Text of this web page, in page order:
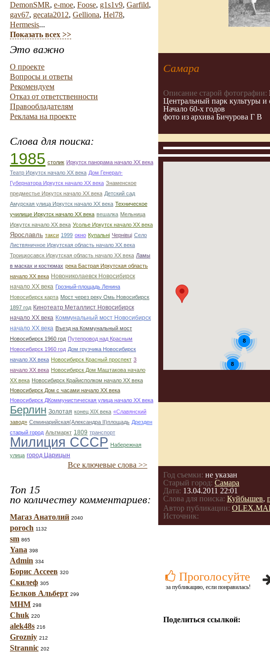
DemonSMR, e-moe, Foose, g1s1v9, Garfild,
gav67, gecata2012, Gelliona, Hel78,
Hermesis...
Показать всех >>
Это важно
О проекте
Вопросы и ответы
Рекомендуем
Отказ от ответственности
Правообладателям
Реклама на проекте
Слова для поиска:
1985 столик Иркутск панорама начало ХХ века
Театр Иркутск начало ХХ века Дом Генерал-
Губернатора Иркутск начало ХХ века Знаменское
предместье Иркутск начало ХХ века Детский сад
Амурская улица Иркутск начало ХХ века Техническое
училище Иркутск начало ХХ века вешалка Мельница
Иркутск начало ХХ века Усолье Иркутск начало ХХ века
Ярославль такси 1999 окно Купальні Чернівці Село
Листвяничное Иркутская область начало ХХ века
Троицкосавск Иркутская область начало ХХ века Ламы
в масках и костюмах река Бастрая Иркутская область
начало ХХ века Новониколаевск Новосибирск
начало ХХ века Грозный-площадь Ленина
Новосибирск карта Мост через реку Омь Новосибирск
1897 год Кинотеатр Металлист Новосибирск
начало ХХ века Коммунальный мост Новосибирск
начало ХХ века Въезд на Коммунальный мост
Новосибирск 1960 год Путепровод над Красным
Новосибирск 1960 год Дом грузчика Новосибирск
начало ХХ века Новосибирск Красный проспект 3
начало ХХ века Новосибирск Дом Маштакова начало
ХХ века Новосибирск Крайисполком начало ХХ века
Новосибирск Дом с часами начало ХХ века
Новосибирск ДКоммунистическая улица начало ХХ века
Берлин Золотая конец ХІХ века «Славянский
завод» Семинарийская(Александра II)площадь Дрезден
старый город Альтмаркт 1809 транспорт
Милиция СССР Набережная
улица город Царицын
Все ключевые слова >>
Топ 15
по количеству комментариев:
Магаз Анатолий 2040
poroch 1132
sm 865
Yana 398
Admin 334
Борис Ассеев 320
Скилеф 305
Белков Альберт 299
МНМ 298
Chuk 220
alek48s 216
Grozniy 212
Strannic 202
Самара
Описание старой фотографии:
Центральный парк культуры и
Начало 60-х годов
фото из архива Бичурова Г В
8
8
Год съемки: не указан
Старый город: Самара
Дата: 13.04.2011 22:01
Слова для поиска: Куйбышев,
Автор публикации:
Источник:
Проголосуйте
за публикацию, если понравилась!
Поделиться ссылкой: